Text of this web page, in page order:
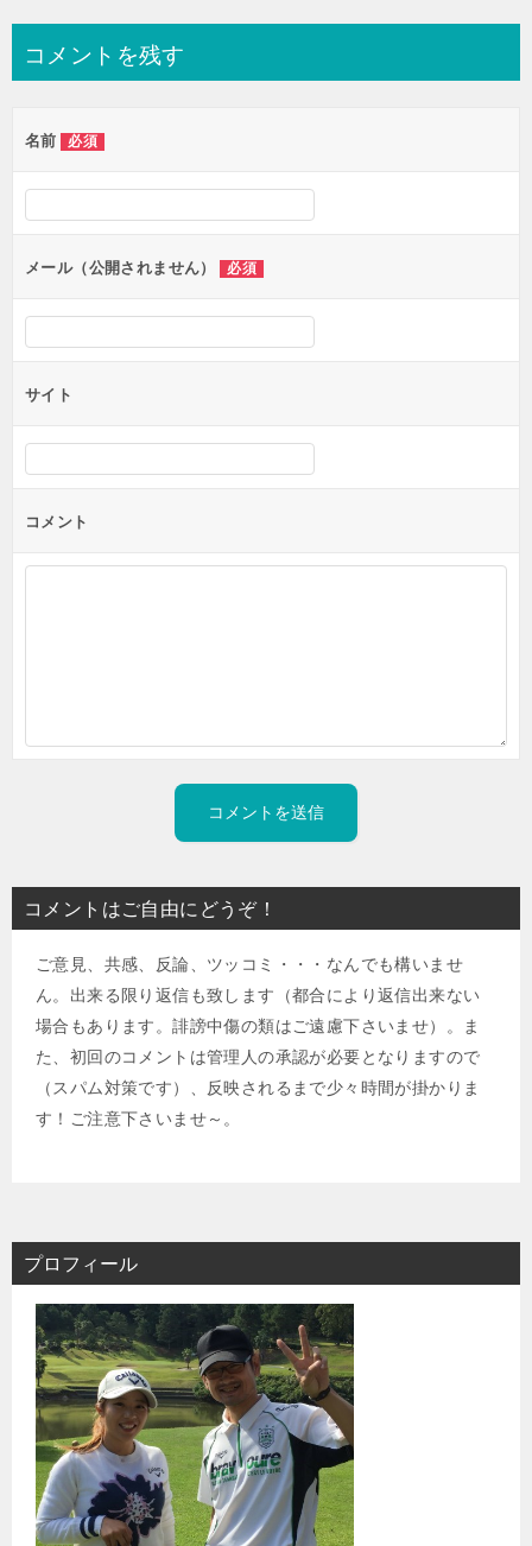
ビ
ー
シ
ョ
ン
コメントを残す
名前 必須
メール（公開されません） 必須
サイト
コメント
コメントはご自由にどうぞ！
ご意見、共感、反論、ツッコミ・・・なんでも構いませ
ん。出来る限り返信も致します（都合により返信出来ない
場合もあります。誹謗中傷の類はご遠慮下さいませ）。ま
た、初回のコメントは管理人の承認が必要となりますので
（スパム対策です）、反映されるまで少々時間が掛かりま
す！ご注意下さいませ～。
プロフィール